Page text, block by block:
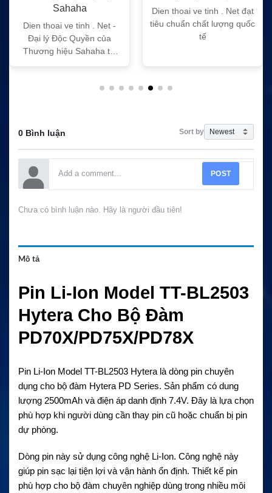
Sahaha
Dien thoai ve tinh . Net -
Đại lý Độc Quyền của
Thương hiệu Sahaha tại
Dien thoai ve tinh . Net đạt
tiêu chuẩn chất lượng quốc
tế
0 Bình luận Sort by
POST
Chưa có bình luận nào. Hãy là người đầu tiên!
Mô tả
Pin Li-Ion Model TT-BL2503
Hytera Cho Bộ Đàm
PD70X/PD75X/PD78X
Pin Li-Ion Model TT-BL2503 Hytera là dòng pin chuyên
dụng cho bộ đàm Hytera PD Series. Sản phẩm có dung
lượng 2500mAh và điện áp danh định 7.4V. Đây là lựa chọn
phù hợp khi người dùng cần thay pin cũ hoặc chuẩn bị pin
dự phòng.
Dòng pin này sử dụng công nghệ Li-Ion. Công nghệ này
giúp pin sạc lại tiện lợi và vận hành ổn định. Thiết kế pin
phù hợp cho bộ đàm chuyên nghiệp dùng trong nhiều môi